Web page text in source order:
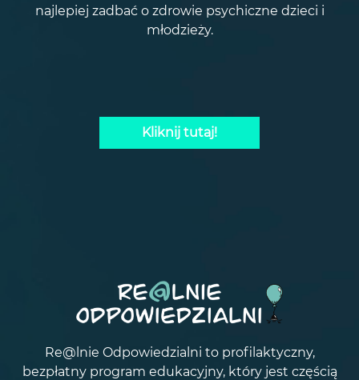
najlepiej zadbać o zdrowie psychiczne dzieci i
młodzieży.
Kliknij tutaj!
Re@lnie Odpowiedzialni to profilaktyczny,
bezpłatny program edukacyjny, który jest częścią